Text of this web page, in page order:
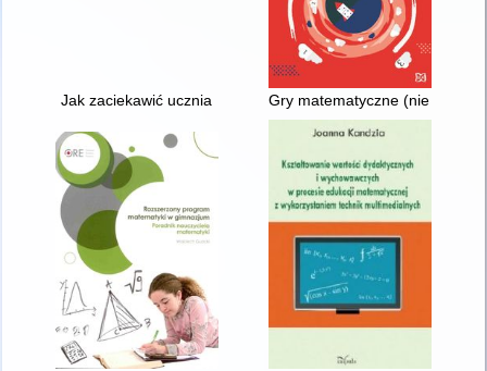
Jak zaciekawić ucznia Gry matematyczne (nie tylko)